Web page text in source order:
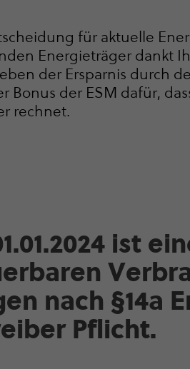
für aktuelle
Energieträger dankt
der Ersparnis durch
Bonus der ESM dafür,
rechnet.
ist
nach §14a
Pflicht.